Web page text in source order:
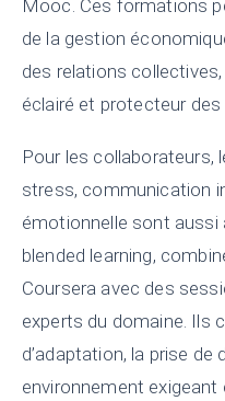
Mooc. Ces formations
de la gestion
des relations
éclairé et protecteur des
Pour les collaborateurs,
stress, communication
émotionnelle sont aussi
blended learning,
Coursera avec des
experts du domaine. Ils
d’adaptation, la prise de
environnement